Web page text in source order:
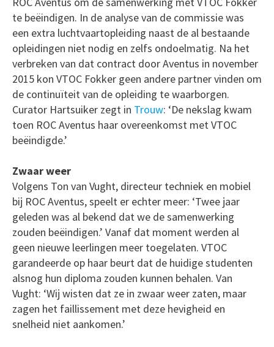
te beëindigen. In de analyse van de commissie was
een extra luchtvaartopleiding naast de al bestaande
opleidingen niet nodig en zelfs ondoelmatig. Na het
verbreken van dat contract door Aventus in november
2015 kon VTOC Fokker geen andere partner vinden om
de continuïteit van de opleiding te waarborgen.
Curator Hartsuiker zegt in Trouw: ‘De nekslag kwam
toen ROC Aventus haar overeenkomst met VTOC
beëindigde.’
Zwaar weer
Volgens Ton van Vught, directeur techniek en mobiel
bij ROC Aventus, speelt er echter meer: ‘Twee jaar
geleden was al bekend dat we de samenwerking
zouden beëindigen.’ Vanaf dat moment werden al
geen nieuwe leerlingen meer toegelaten. VTOC
garandeerde op haar beurt dat de huidige studenten
alsnog hun diploma zouden kunnen behalen. Van
Vught: ‘Wij wisten dat ze in zwaar weer zaten, maar
zagen het faillissement met deze hevigheid en
snelheid niet aankomen.’